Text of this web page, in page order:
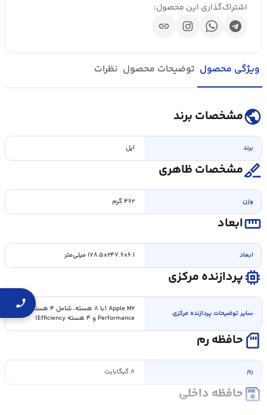
اشتراک‌گذاری این محصول:
link
ویژگی محصول توضیحات محصول نظرات
publicمشخصات برند
برند اپل
surgicalمشخصات ظاهری
وزن ۴۶۲ گرم
straightenابعاد
ابعاد ۱۷۸.۵x۲۴۷.۶x۶.۱ میلی‌متر
memoryپردازنده مرکزی
سایر توضیحات پردازنده مرکزی
Apple M۲ (با ۸ هسته، شامل ۴ هسته
Performance و ۴ هسته Efficiency)
sd_cardحافظه رم
رم ۸ گیگابایت
saveحافظه داخلی